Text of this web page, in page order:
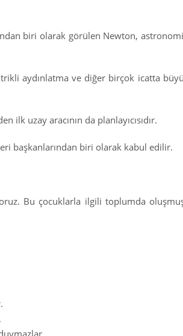
biri olarak görülen Newton,
aydınlatma ve diğer birçok icatta
uzay aracının da planlayıcısıdır.
başkanlarından biri olarak kabul edilir.
Bu çocuklarla ilgili toplumda